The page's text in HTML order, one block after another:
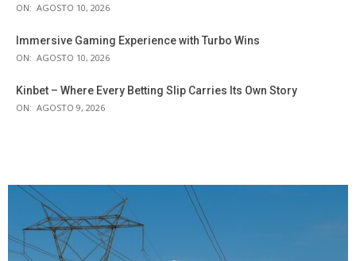
ON: AGOSTO 10, 2026
Immersive Gaming Experience with Turbo Wins
ON: AGOSTO 10, 2026
Kinbet – Where Every Betting Slip Carries Its Own Story
ON: AGOSTO 9, 2026